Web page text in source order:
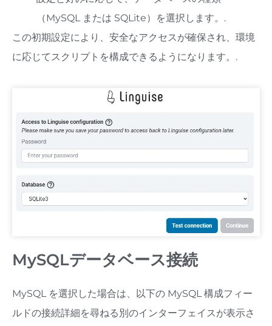
（MySQL または SQLite）を選択します。.
この初期設定により、安全なアクセスが確保され、環境
に応じてスクリプトを構成できるようになります。.
MySQLデータベース接続
MySQL を選択した場合は、以下の MySQL 構成フィー
ルドの接続詳細を尋ねる別のインターフェイスが表示さ